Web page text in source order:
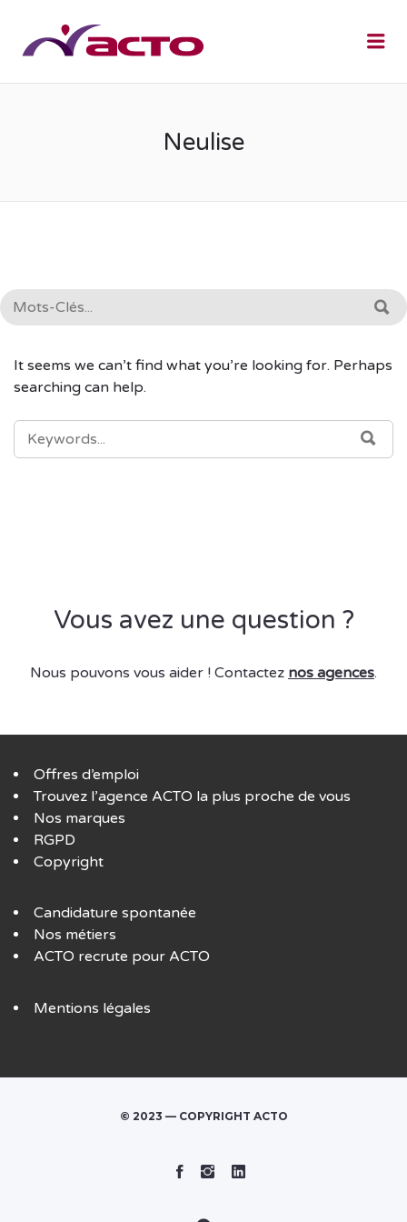
Neulise
RECHERCHE:
It seems we can’t find what you’re looking for. Perhaps
searching can help.
SEARCH
FOR:
Vous avez une question ?
Nous pouvons vous aider ! Contactez nos agences.
Offres d’emploi
Trouvez l’agence ACTO la plus proche de vous
Nos marques
RGPD
Copyright
Candidature spontanée
Nos métiers
ACTO recrute pour ACTO
Mentions légales
© 2023 — COPYRIGHT ACTO
Facebook
Instagram
Linked